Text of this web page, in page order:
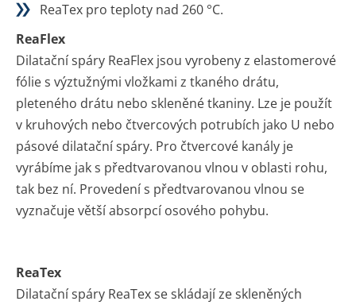
ReaTex pro teploty nad 260 °C.
ReaFlex
Dilatační spáry ReaFlex jsou vyrobeny z elastomerové
fólie s výztužnými vložkami z tkaného drátu,
pleteného drátu nebo skleněné tkaniny. Lze je použít
v kruhových nebo čtvercových potrubích jako U nebo
pásové dilatační spáry. Pro čtvercové kanály je
vyrábíme jak s předtvarovanou vlnou v oblasti rohu,
tak bez ní. Provedení s předtvarovanou vlnou se
vyznačuje větší absorpcí osového pohybu.
ReaTex
Dilatační spáry ReaTex se skládají ze skleněných